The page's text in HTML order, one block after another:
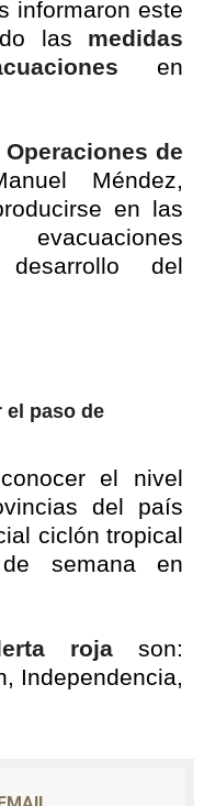
informaron este
las medidas
en
de
Méndez,
en las
del
el paso de
el nivel
del país
ciclón tropical
semana en
rojason:
Independencia,